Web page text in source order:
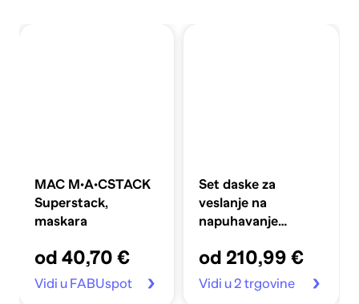
MAC M·A·CSTACK
Superstack,
maskara
od 40,70 €
Vidi u FABUspot
Set daske za
veslanje na
napuhavanje
plavi
od 210,99 €
Vidi u 2 trgovine